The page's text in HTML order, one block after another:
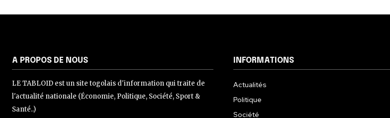
A PROPOS DE NOUS
LE TABLOID est un site togolais d'information qui traite de
l'actualité nationale (Économie, Politique, Société, Sport &
Santé..)
INFORMATIONS
Actualités
Politique
Société